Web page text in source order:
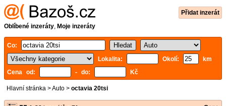
Přidat inzerát
Oblíbené inzeráty, Moje inzeráty
Co:
Lokalita:
Okolí:
km
Cena od:
- do: Kč
Hlavní stránka >Auto > octavia 20tsi